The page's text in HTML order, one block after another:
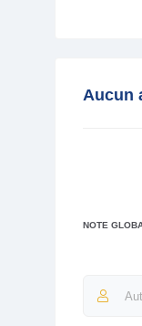
Aucun
NOTE